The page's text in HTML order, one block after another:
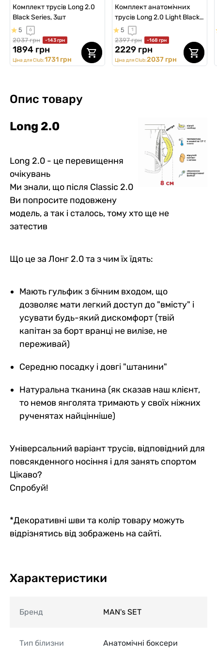
Комплект трусів Long 2.0
Black Series, 3шт
5 6
2037 грн -143 грн
1894 грн
Ціна для Club:1731 грн
Комплект анатомічних
трусів Long 2.0 Light Black
Series, 3шт
5 1
2397 грн -168 грн
2229 грн
Ціна для Club:2037 грн
Опис товару
Long 2.0
Long 2.0 - це перевищення
очікувань
Ми знали, що після Сlassic 2.0
Ви попросите подовжену
модель, а так і сталось, тому хто ще не
затестив
Що це за Лонг 2.0 та з чим їх їдять:
Мають гульфик з бічним входом, що
дозволяє мати легкий доступ до "вмісту" і
усувати будь-який дискомфорт (твій
капітан за борт вранці не вилізе, не
переживай)
Середню посадку і довгі "штанини"
Натуральна тканина (як сказав наш клієнт,
то немов янголята тримають у своїх ніжних
рученятах найцінніше)
Універсальний варіант трусів, відповідний для
повсякденного носіння і для занять спортом
Цікаво?
Спробуй!
*Декоративні шви та колір товару можуть
відрізнятись від зображень на сайті.
Характеристики
Бренд MAN's SET
Тип білизни Анатомічні боксери